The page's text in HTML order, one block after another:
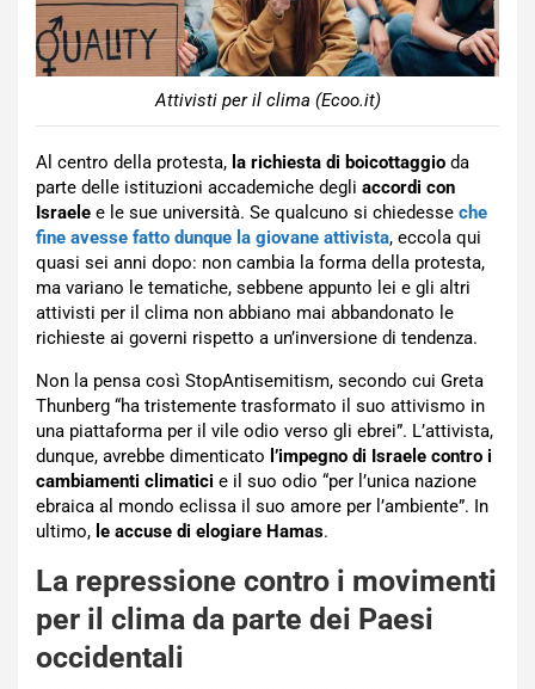
Attivisti per il clima (Ecoo.it)
Al centro della protesta, la richiesta di boicottaggio da
parte delle istituzioni accademiche degli accordi con
Israele e le sue università. Se qualcuno si chiedesse che
fine avesse fatto dunque la giovane attivista, eccola qui
quasi sei anni dopo: non cambia la forma della protesta,
ma variano le tematiche, sebbene appunto lei e gli altri
attivisti per il clima non abbiano mai abbandonato le
richieste ai governi rispetto a un’inversione di tendenza.
Non la pensa così StopAntisemitism, secondo cui Greta
Thunberg “ha tristemente trasformato il suo attivismo in
una piattaforma per il vile odio verso gli ebrei”. L’attivista,
dunque, avrebbe dimenticato l’impegno di Israele contro i
cambiamenti climatici e il suo odio “per l’unica nazione
ebraica al mondo eclissa il suo amore per l’ambiente”. In
ultimo, le accuse di elogiare Hamas.
La repressione contro i movimenti
per il clima da parte dei Paesi
occidentali